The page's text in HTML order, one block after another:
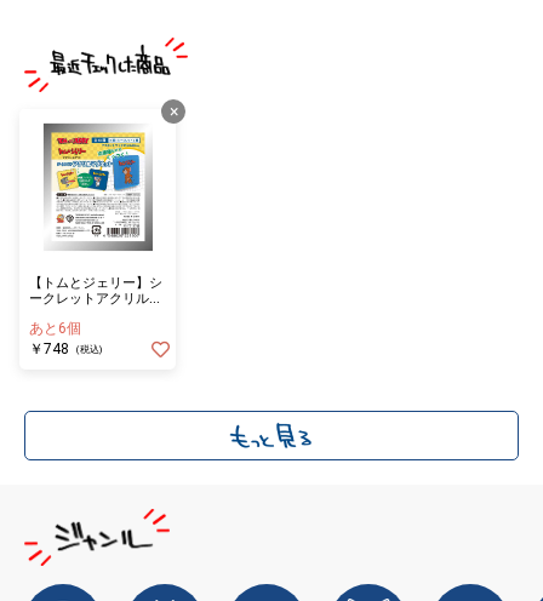
×
【トムとジェリー】シ
ークレットアクリルマ
ロ／単品（１０種ラン
ダム）
あと6個
￥748
(税込)